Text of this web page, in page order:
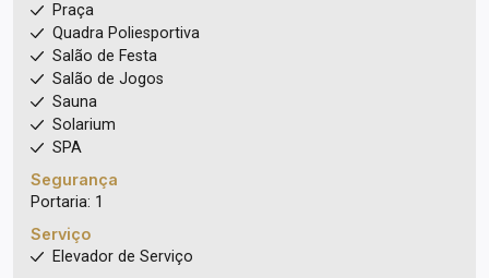
Praça
Quadra Poliesportiva
Salão de Festa
Salão de Jogos
Sauna
Solarium
SPA
Segurança
Portaria: 1
Serviço
Elevador de Serviço